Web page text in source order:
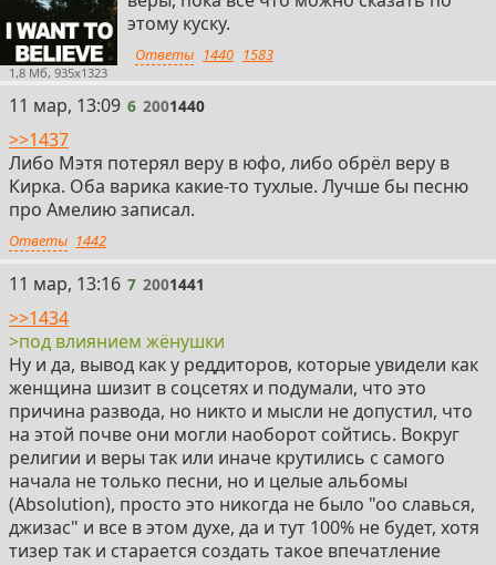
1,8 Мб, 935x1323
этому куску.
Ответы 1440 1583
6
11 мар, 13:09 6 2001440
>>1437
Либо Мэтя потерял веру в юфо, либо обрёл веру в
Кирка. Оба варика какие-то тухлые. Лучше бы песню
про Амелию записал.
Ответы 1442
7
11 мар, 13:16 7 2001441
>>1434
>под влиянием жёнушки
Ну и да, вывод как у реддиторов, которые увидели как
женщина шизит в соцсетях и подумали, что это
причина развода, но никто и мысли не допустил, что
на этой почве они могли наоборот сойтись. Вокруг
религии и веры так или иначе крутились с самого
начала не только песни, но и целые альбомы
(Absolution), просто это никогда не было "оо славься,
джизас" и все в этом духе, да и тут 100% не будет, хотя
тизер так и старается создать такое впечатление